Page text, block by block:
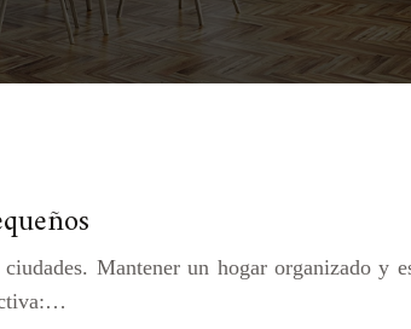
Mantener un hogar organizado y